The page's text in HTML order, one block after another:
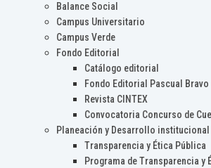
Balance Social
Campus Universitario
Campus Verde
Fondo Editorial
Catálogo editorial
Fondo Editorial Pascual Bravo
Revista CINTEX
Convocatoria Concurso de
Planeación y Desarrollo institucional
Transparencia y Ética Pública
Programa de Transparencia y